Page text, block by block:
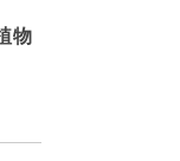
物